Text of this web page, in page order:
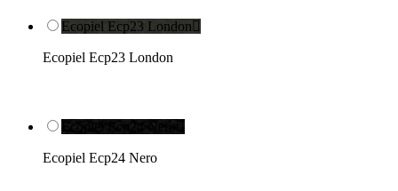
Ecopiel Ecp23 London
Ecopiel Ecp23 London
Ecopiel Ecp24 Nero
Ecopiel Ecp24 Nero